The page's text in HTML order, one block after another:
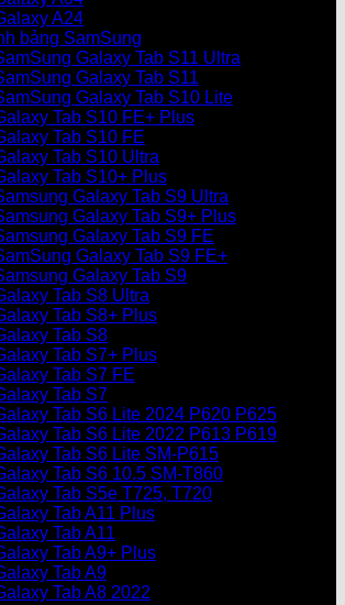
A24
bảng SamSung
Galaxy Tab S11 Ultra
Galaxy Tab S11
Galaxy Tab S10 Lite
Tab S10 FE+ Plus
Tab S10 FE
Tab S10 Ultra
Tab S10+ Plus
Galaxy Tab S9 Ultra
Galaxy Tab S9+ Plus
Galaxy Tab S9 FE
Galaxy Tab S9 FE+
Galaxy Tab S9
Tab S8 Ultra
Tab S8+ Plus
Tab S8
Tab S7+ Plus
Tab S7 FE
Tab S7
Tab S6 Lite 2024 P620 P625
Tab S6 Lite 2022 P613 P619
Tab S6 Lite SM-P615
Tab S6 10.5 SM-T860
Tab S5e T725, T720
Tab A11 Plus
Tab A11
Tab A9+ Plus
Tab A9
Tab A8 2022